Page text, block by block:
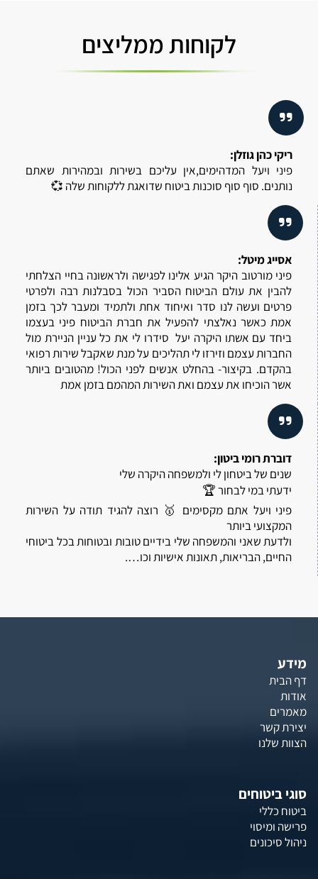
לקוחות ממליצים
ריקי כהן גוזלן:
פיני ויעל המדהימים,אין עליכם בשירות ובמהירות שאתם
נותנים. סוף סוף סוכנות ביטוח שדואגת ללקוחות שלה 💞
אסייג מיטל:
פיני מורטוב היקר הגיע אלינו לפגישה ולראשונה בחיי הצלחתי
להבין את עולם הביטוח הסביר הכול בסבלנות רבה ולפרטי
פרטים ועשה לנו סדר ואיחוד אחת ולתמיד ומעבר לכך בזמן
אמת כאשר נאלצתי להפעיל את חברת הביטוח פיני בעצמו
ביחד עם אשתו היקרה יעל סידרו לי את כל עניין הניירת מול
החברות עצמם וזירזו לי תהליכים על מנת שאקבל שירות רפואי
בהקדם. בקיצור- בהחלט אנשים לפני הכול! מהטובים ביותר
אשר הוכיחו את עצמם ואת השירות המהמם בזמן אמת
דוברת רומי ביטון:
שנים של ביטחון לי ולמשפחה היקרה שלי
ידעתי במי לבחור 🏆
פיני ויעל אתם מקסימים 🥇 רוצה להגיד תודה על השירות
המקצועי ביותר
ולדעת שאני והמשפחה שלי בידיים טובות ובטוחות בכל ביטוחי
החיים, הבריאות, תאונות אישיות וכו….
מידע
דף הבית
אודות
מאמרים
יצירת קשר
הצוות שלנו
סוגי ביטוחים
ביטוח כללי
פרישה ומיסוי
ניהול סיכונים